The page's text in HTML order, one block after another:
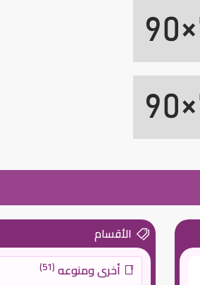
الأقسام
أخرى ومنوعه (51)